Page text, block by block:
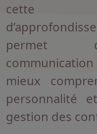
cette
permet
mieux
personnalité
gestion des